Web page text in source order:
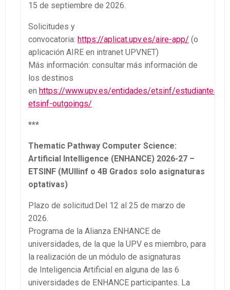
15 de septiembre de 2026.
Solicitudes y
convocatoria: https://aplicat.upv.es/aire-app/ (o
aplicación AIRE en intranet UPVNET)
Más información: consultar más información de
los destinos
en https://www.upv.es/entidades/etsinf/estudiantes-
etsinf-outgoings/
***
Thematic Pathway Computer Science:
Artificial Intelligence (ENHANCE) 2026-27 –
ETSINF (MUIIinf o 4B Grados solo asignaturas
optativas)
Plazo de solicitud:Del 12 al 25 de marzo de
2026.
Programa de la Alianza ENHANCE de
universidades, de la que la UPV es miembro, para
la realización de un módulo de asignaturas
de Inteligencia Artificial en alguna de las 6
universidades de ENHANCE participantes. La